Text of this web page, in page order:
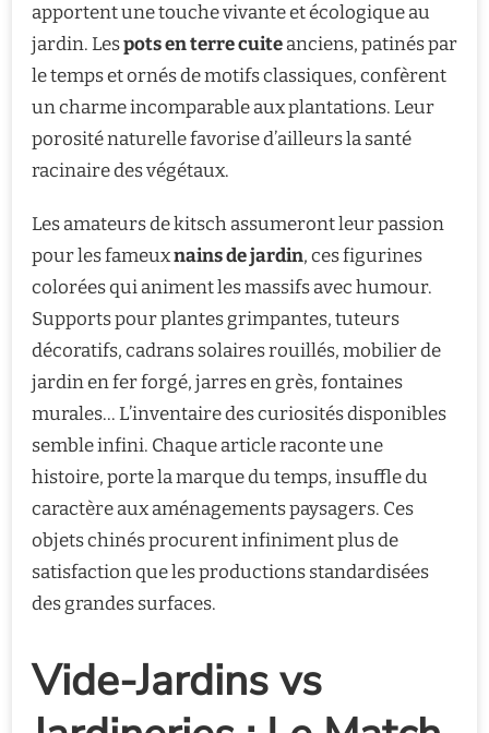
apportent une touche vivante et écologique au
jardin. Lespots en terre cuiteanciens, patinés par
le temps et ornés de motifs classiques, confèrent
un charme incomparable aux plantations. Leur
porosité naturelle favorise d’ailleurs la santé
racinaire des végétaux.
Les amateurs de kitsch assumeront leur passion
pour les fameuxnains de jardin, ces figurines
colorées qui animent les massifs avec humour.
Supports pour plantes grimpantes, tuteurs
décoratifs, cadrans solaires rouillés, mobilier de
jardin en fer forgé, jarres en grès, fontaines
murales… L’inventaire des curiosités disponibles
semble infini. Chaque article raconte une
histoire, porte la marque du temps, insuffle du
caractère aux aménagements paysagers. Ces
objets chinés procurent infiniment plus de
satisfaction que les productions standardisées
des grandes surfaces.
Vide-Jardins vs